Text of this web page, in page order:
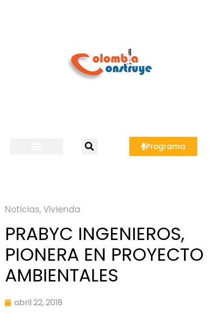
Programa
Noticias, Vivienda
PRABYC INGENIEROS,
PIONERA EN PROYECTO
AMBIENTALES
abril 22, 2018